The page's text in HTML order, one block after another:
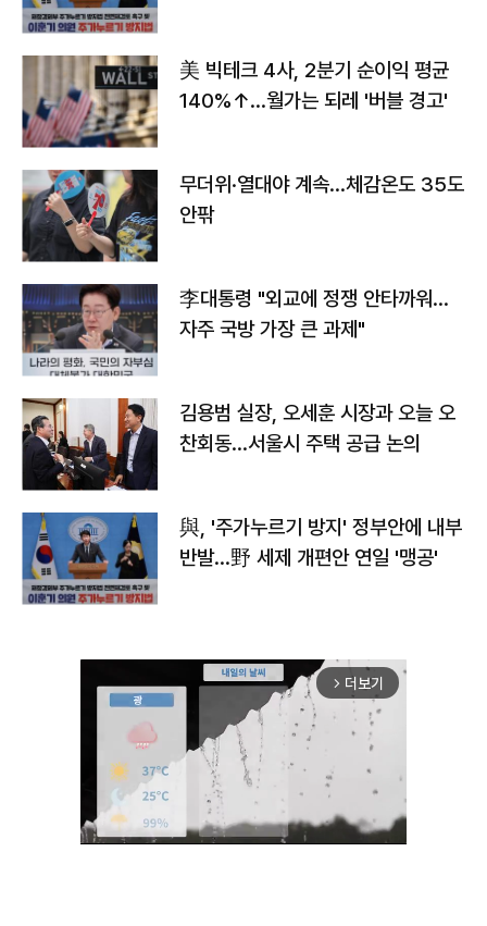
美 빅테크 4사, 2분기 순이익 평균
140%↑…월가는 되레 '버블 경고'
무더위·열대야 계속…체감온도 35도
안팎
李대통령 "외교에 정쟁 안타까워…
자주 국방 가장 큰 과제"
김용범 실장, 오세훈 시장과 오늘 오
찬회동...서울시 주택 공급 논의
與, '주가누르기 방지' 정부안에 내부
반발…野 세제 개편안 연일 '맹공'
arrow_forward_ios 더보기